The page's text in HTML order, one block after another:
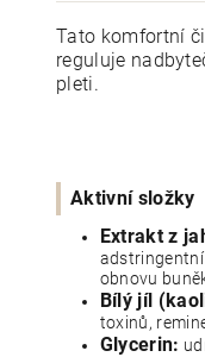
Tato komfortní
reguluje
pleti.
Aktivní složky
Extrakt z
obnovu
Bílý jíl
toxinů,
Glycerin: